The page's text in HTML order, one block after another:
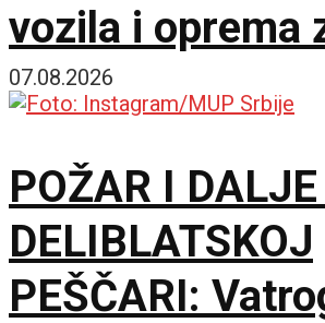
vozila i oprema
čišćenje i
07.08.2026
POŽAR I DALJE
DELIBLATSKOJ
PEŠČARI: